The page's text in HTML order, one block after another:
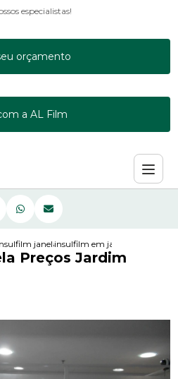
especialistas!
orçamento
a AL Film
janela residencial
insulfilm em janela precos
Preços Jardim